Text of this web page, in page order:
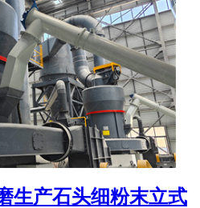
生产石头细粉末立式